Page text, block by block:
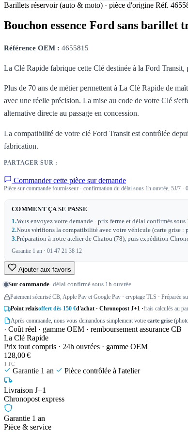
Barillets réservoir (auto & moto) · pièce d'origine Réf.
Bouchon essence Ford sans barillet
Référence OEM : 4655815
La Clé Rapide fabrique cette Clé destinée à la Ford Transit,
Plus de 70 ans de métier permettent à La Clé Rapide de
avec une réelle précision. La mise au code de votre Clé
alternative directe au passage en concession.
La compatibilité de votre clé Ford Transit est contrôlée
fabrication.
PARTAGER SUR :
Commander cette pièce sur demande
Pièce sur commande fournisseur · confirmation du délai sous 1h ouvrée, 5J/7 ·
COMMENT ÇA SE PASSE
1.Vous envoyez votre demande · prix ferme et délai confirmés sous
2.Nous vérifions la compatibilité avec votre véhicule (carte grise :
3.Préparation à notre atelier de Chatou (78), puis expédition
Garantie 1 an · 01 47 21 38 12
Ajouter aux favoris
Sur commande· délai confirmé sous 1h ouvrée
Paiement sécurisé CB, Apple Pay et Google Pay · cryptage TLS · Préparée
Point relaisoffert dès 150 €d'achat · Chronopost J+1 ·frais calculés au
Après commande, nous vous demandons simplement votre carte grise
· Coût réel · gamme OEM · remboursement assurance CB
La Clé Rapide
Prix tout compris · 24h ouvrées · gamme OEM
128,00 €
TTC
Garantie 1 an Pièce contrôlée à l'atelier
Livraison J+1
Chronopost express
Garantie 1 an
Pièce & service